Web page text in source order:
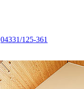
04331/125-361